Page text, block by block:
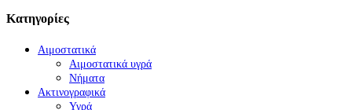
Κατηγορίες
Αιμοστατικά
Αιμοστατικά υγρά
Νήματα
Ακτινογραφικά
Υγρά